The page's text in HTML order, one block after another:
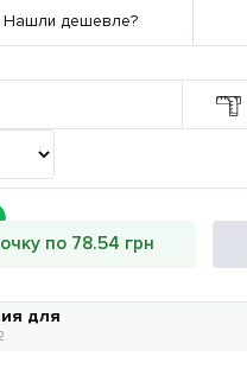
Нашли дешевле?
по 78.54 грн
для